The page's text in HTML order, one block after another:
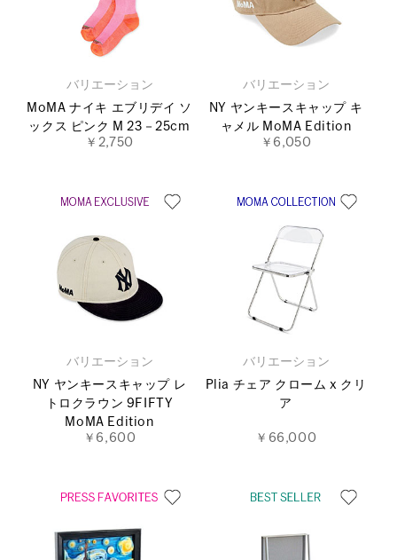
バリエーション
MoMA ナイキ エブリデイ ソ
ックス ピンク M 23－25cm
￥2,750
バリエーション
NY ヤンキースキャップ キ
ャメル MoMA Edition
￥6,050
バリエーション
NY ヤンキースキャップ レ
トロクラウン 9FIFTY
MoMA Edition
￥6,600
バリエーション
Plia チェア クローム x クリ
ア
￥66,000